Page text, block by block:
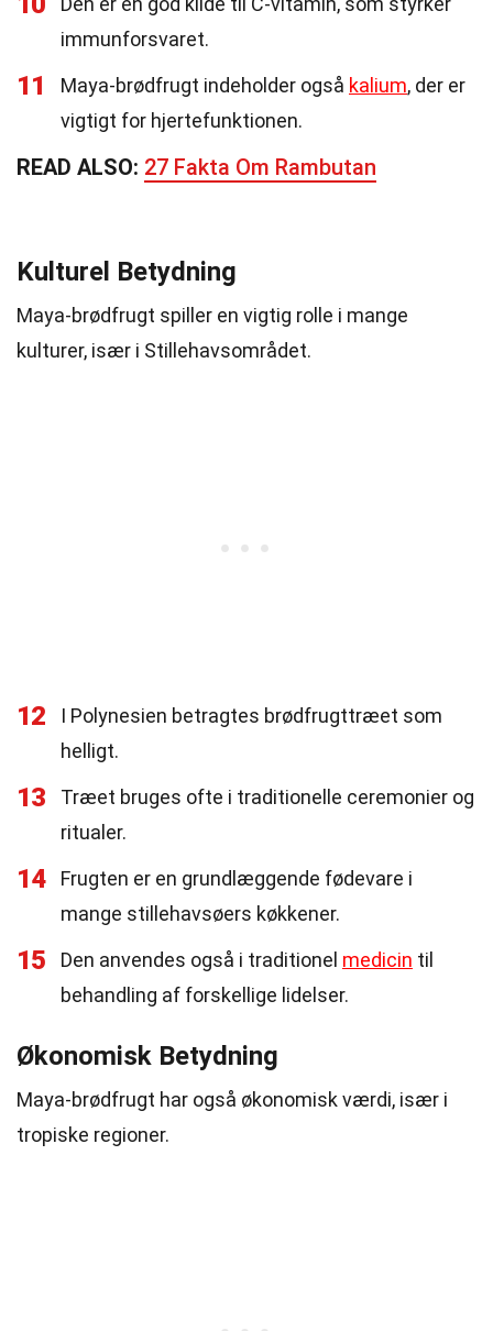
immunforsvaret.
11 Maya-brødfrugt indeholder også kalium, der er
vigtigt for hjertefunktionen.
READ ALSO: 27 Fakta Om Rambutan
Kulturel Betydning
Maya-brødfrugt spiller en vigtig rolle i mange
kulturer, især i Stillehavsområdet.
12
I Polynesien betragtes brødfrugttræet som
helligt.
13
Træet bruges ofte i traditionelle ceremonier og
ritualer.
14
Frugten er en grundlæggende fødevare i
mange stillehavsøers køkkener.
15 Den anvendes også i traditionel medicin til
behandling af forskellige lidelser.
Økonomisk Betydning
Maya-brødfrugt har også økonomisk værdi, især i
tropiske regioner.